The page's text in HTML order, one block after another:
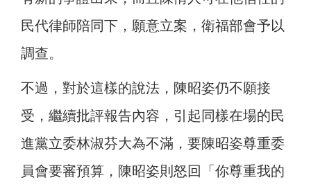
民代律師陪同下，願意立案，衛福部會予以
調查。
不過，對於這樣的說法，陳昭姿仍不願接
受，繼續批評報告內容，引起同樣在場的民
進黨立委林淑芬大為不滿，要陳昭姿尊重委
員會要審預算，陳昭姿則怒回「你尊重我的